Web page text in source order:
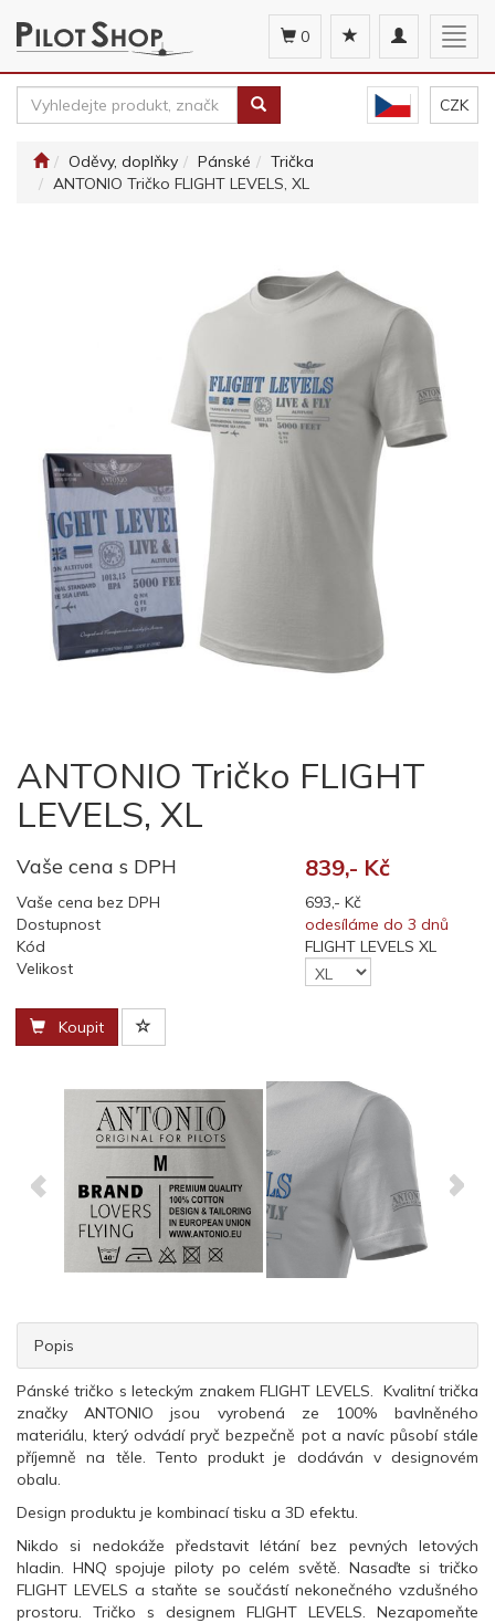
Toggle
navigation
0
CZK
Oděvy, doplňky Pánské
Trička
ANTONIO Tričko FLIGHT LEVELS, XL
ANTONIO Tričko FLIGHT
LEVELS, XL
Vaše cena s DPH 839,- Kč
Vaše cena bez DPH
693,- Kč
Dostupnost
odesíláme do 3 dnů
Kód
FLIGHT LEVELS XL
Velikost
Koupit
Popis
Pánské tričko s leteckým znakem FLIGHT LEVELS. Kvalitní trička
značky ANTONIO jsou vyrobená ze 100% bavlněného
materiálu, který odvádí pryč bezpečně pot a navíc působí stále
příjemně na těle. Tento produkt je dodáván v designovém
obalu.
Design produktu je kombinací tisku a 3D efektu.
Nikdo si nedokáže představit létání bez pevných letových
hladin. HNQ spojuje piloty po celém světě. Nasaďte si tričko
FLIGHT LEVELS a staňte se součástí nekonečného vzdušného
prostoru. Tričko s designem FLIGHT LEVELS. Nezapomeňte